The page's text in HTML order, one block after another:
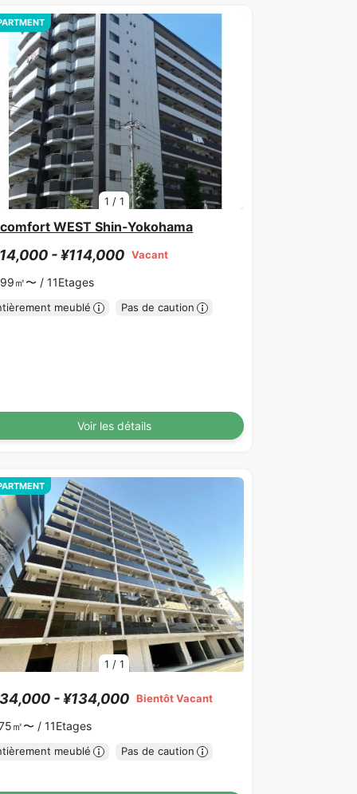
1 / 1
WEST Shin-Yokohama
- ¥114,000 Vacant
㎡〜 /11Etages
meublé Pas de caution
Voir les détails
1 / 1
- ¥134,000 Bientôt Vacant
㎡〜 /11Etages
meublé Pas de caution